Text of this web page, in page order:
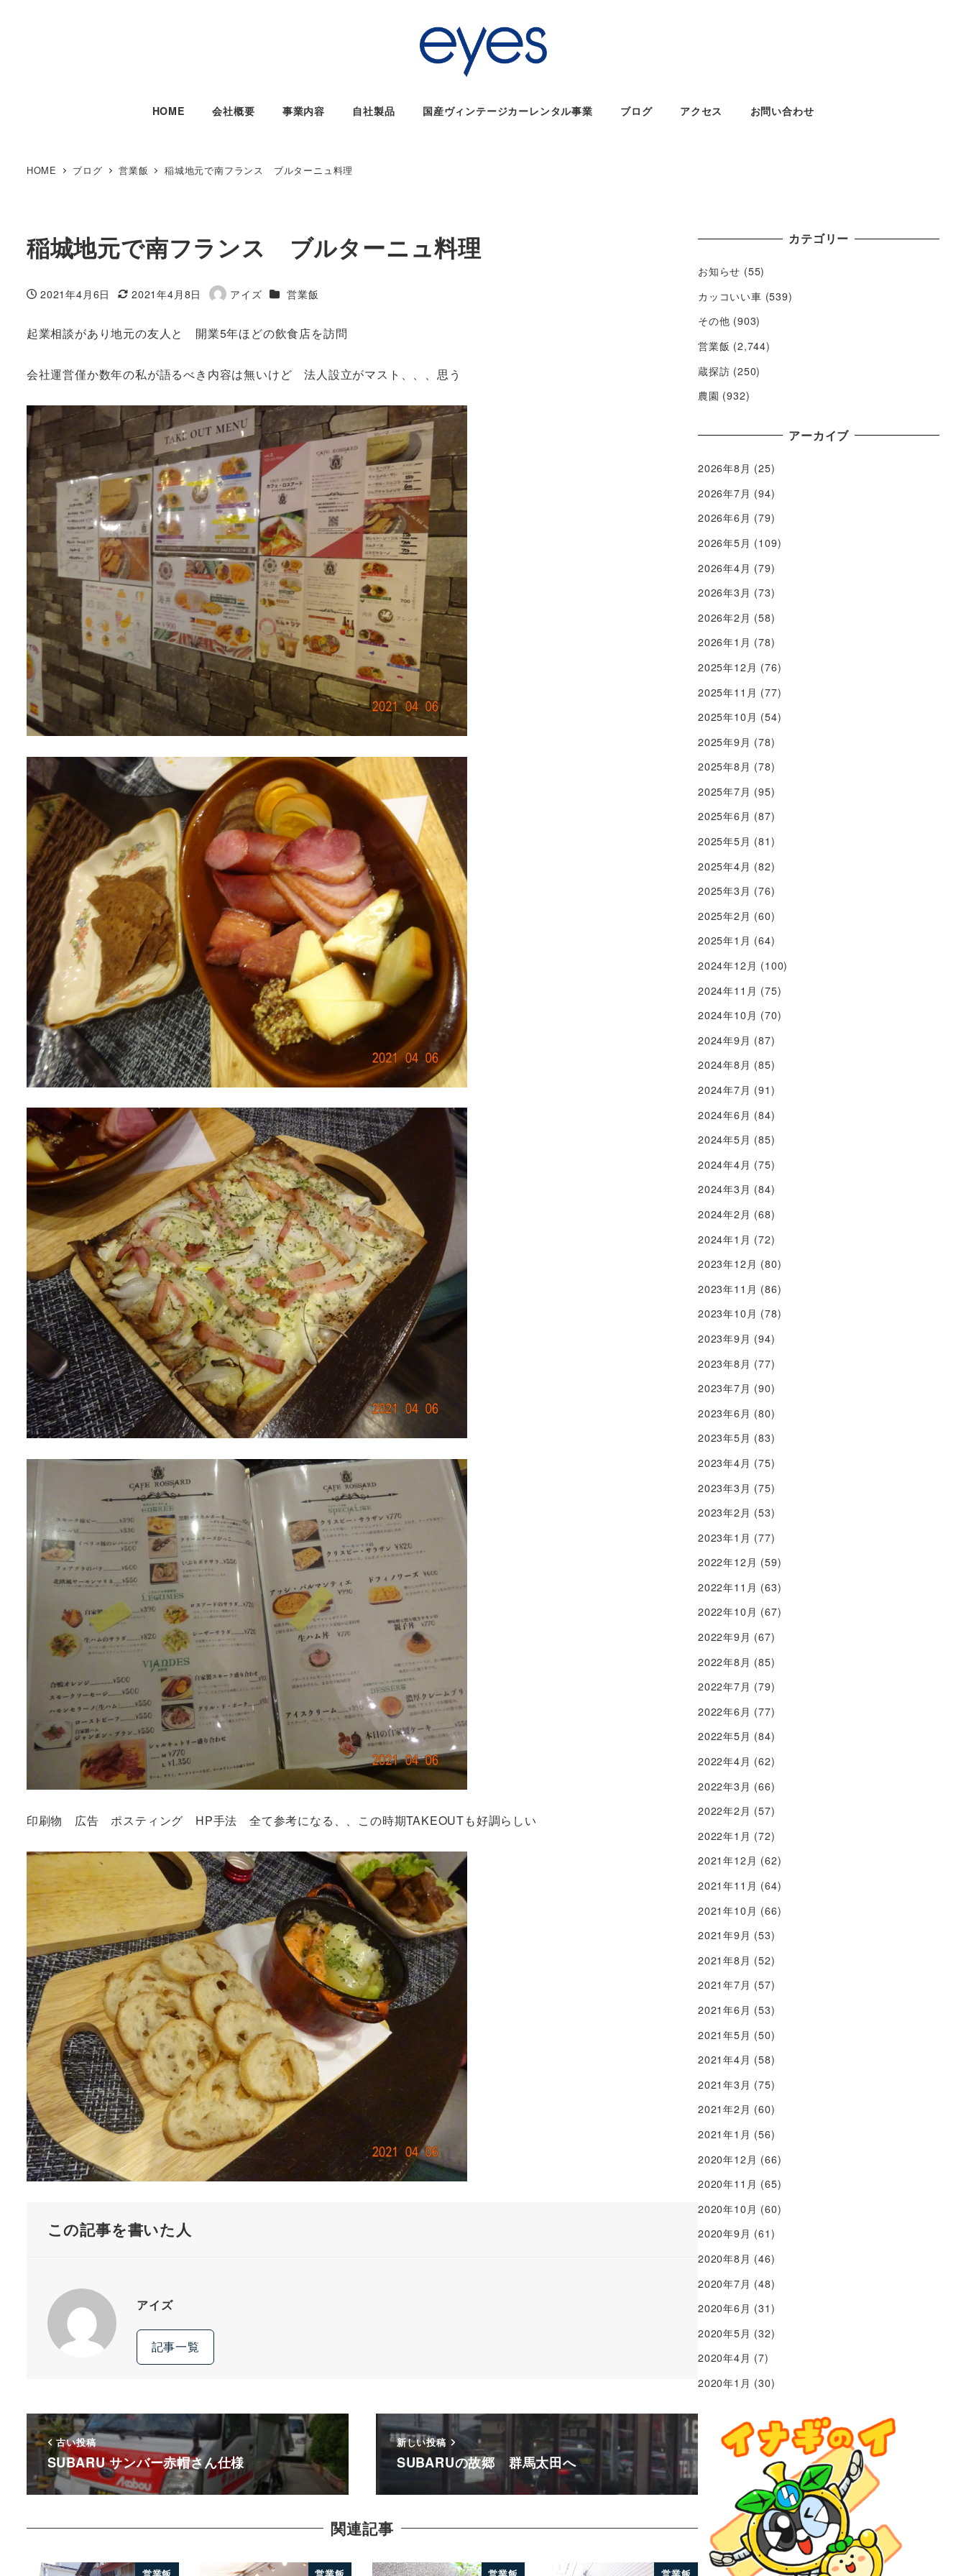
HOME 会社概要 事業内容 自社製品 国産ヴィンテージカーレンタル事業 ブログ アクセス お問い合わせ
HOME ブログ 営業飯 稲城地元で南フランス ブルターニュ料理
稲城地元で南フランス ブルターニュ料理
投稿日
2021年4月6日
更新日
2021年4月8日
著
アイズ カテゴリー
営業飯
起業相談があり地元の友人と 開業5年ほどの飲食店を訪問
会社運営僅か数年の私が語るべき内容は無いけど 法人設立がマスト、、、思う
印刷物 広告 ポスティング HP手法 全て参考になる、、この時期TAKEOUTも好調らしい
この記事を書いた人
アイズ
記事一覧
古い投稿
SUBARU サンバー赤帽さん仕様
新しい投稿
SUBARUの故郷 群馬太田へ
関連記事
カテゴリー
お知らせ (55)
カッコいい車 (539)
その他 (903)
営業飯 (2,744)
蔵探訪 (250)
農園 (932)
アーカイブ
2026年8月 (25)
2026年7月 (94)
2026年6月 (79)
2026年5月 (109)
2026年4月 (79)
2026年3月 (73)
2026年2月 (58)
2026年1月 (78)
2025年12月 (76)
2025年11月 (77)
2025年10月 (54)
2025年9月 (78)
2025年8月 (78)
2025年7月 (95)
2025年6月 (87)
2025年5月 (81)
2025年4月 (82)
2025年3月 (76)
2025年2月 (60)
2025年1月 (64)
2024年12月 (100)
2024年11月 (75)
2024年10月 (70)
2024年9月 (87)
2024年8月 (85)
2024年7月 (91)
2024年6月 (84)
2024年5月 (85)
2024年4月 (75)
2024年3月 (84)
2024年2月 (68)
2024年1月 (72)
2023年12月 (80)
2023年11月 (86)
2023年10月 (78)
2023年9月 (94)
2023年8月 (77)
2023年7月 (90)
2023年6月 (80)
2023年5月 (83)
2023年4月 (75)
2023年3月 (75)
2023年2月 (53)
2023年1月 (77)
2022年12月 (59)
2022年11月 (63)
2022年10月 (67)
2022年9月 (67)
2022年8月 (85)
2022年7月 (79)
2022年6月 (77)
2022年5月 (84)
2022年4月 (62)
2022年3月 (66)
2022年2月 (57)
2022年1月 (72)
2021年12月 (62)
2021年11月 (64)
2021年10月 (66)
2021年9月 (53)
2021年8月 (52)
2021年7月 (57)
2021年6月 (53)
2021年5月 (50)
2021年4月 (58)
2021年3月 (75)
2021年2月 (60)
2021年1月 (56)
2020年12月 (66)
2020年11月 (65)
2020年10月 (60)
2020年9月 (61)
2020年8月 (46)
2020年7月 (48)
2020年6月 (31)
2020年5月 (32)
2020年4月 (7)
2020年1月 (30)